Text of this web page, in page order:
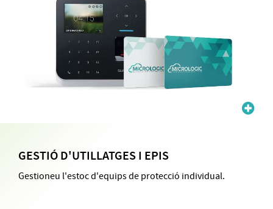
GESTIÓ D'UTILLATGES I EPIS
Gestioneu l'estoc d'equips de protecció individual.